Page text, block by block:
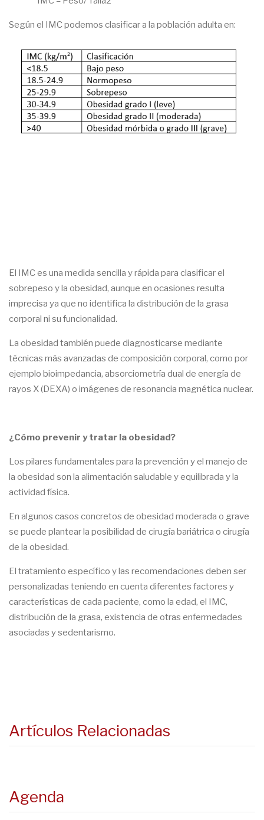
Según el IMC podemos clasificar a la población adulta en:
El IMC es una medida sencilla y rápida para clasificar el
sobrepeso y la obesidad, aunque en ocasiones resulta
imprecisa ya que no identifica la distribución de la grasa
corporal ni su funcionalidad.
La obesidad también puede diagnosticarse mediante
técnicas más avanzadas de composición corporal, como por
ejemplo bioimpedancia, absorciometría dual de energía de
rayos X (DEXA) o imágenes de resonancia magnética nuclear.
¿Cómo prevenir y tratar la obesidad?
Los pilares fundamentales para la prevención y el manejo de
la obesidad son la alimentación saludable y equilibrada y la
actividad física.
En algunos casos concretos de obesidad moderada o grave
se puede plantear la posibilidad de cirugía bariátrica o cirugía
de la obesidad.
El tratamiento específico y las recomendaciones deben ser
personalizadas teniendo en cuenta diferentes factores y
características de cada paciente, como la edad, el IMC,
distribución de la grasa, existencia de otras enfermedades
asociadas y sedentarismo.
Artículos Relacionadas
Agenda